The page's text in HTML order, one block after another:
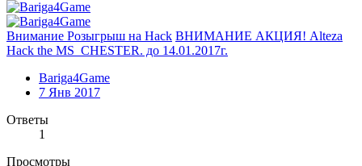
Внимание Розыгрыш на Hack ВНИМАНИЕ АКЦИЯ! Alteza
Hack the MS_CHESTER. до 14.01.2017г.
Bariga4Game
7 Янв 2017
Ответы
1
Просмотры